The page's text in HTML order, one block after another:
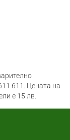
611. Цената на
е 15 лв.